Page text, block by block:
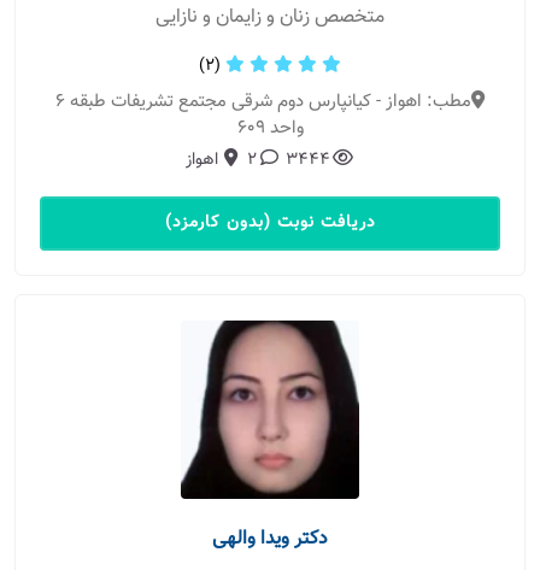
متخصص زنان و زایمان و نازایی
(2)
مطب: اهواز - کیانپارس دوم شرقی مجتمع تشریفات طبقه 6
واحد 609
3444
2 اهواز
دریافت نوبت (بدون کارمزد)
دکتر ویدا والهی